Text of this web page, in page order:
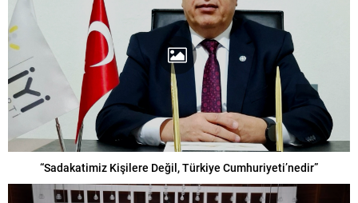
“Sadakatimiz Kişilere Değil, Türkiye Cumhuriyeti’nedir”